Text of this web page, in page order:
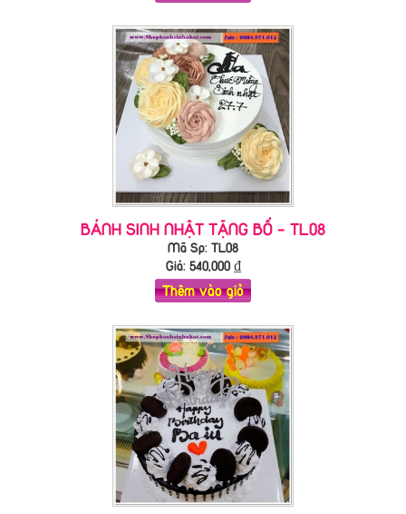
BÁNH SINH NHẬT TẶNG BỐ - TL08
Mã Sp: TL08
Giá: 540,000₫
Thêm vào giỏ